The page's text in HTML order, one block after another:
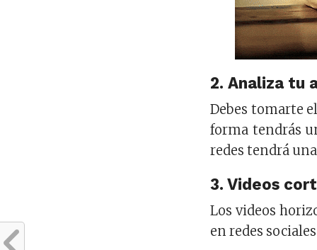
2. Analiza tu
Debes tomarte
forma tendrás
redes tendrá
3. Videos
Los videos
en redes